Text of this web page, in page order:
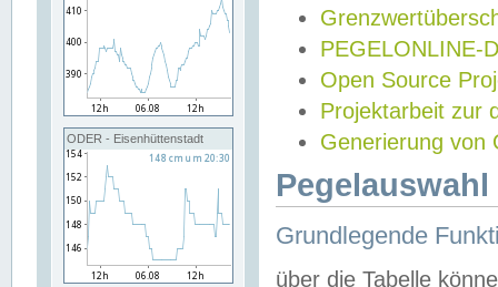
ODER - Eisenhüttenstadt
PEGELONLINE-
Open Source
Projektarbeit zur
Generierung von
Grundlegende
über die Tabelle